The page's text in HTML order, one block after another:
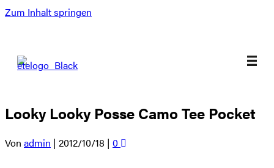
Zum Inhalt springen
Looky Looky Posse Camo Tee Pocket
Von admin | 2012/10/18 | 0